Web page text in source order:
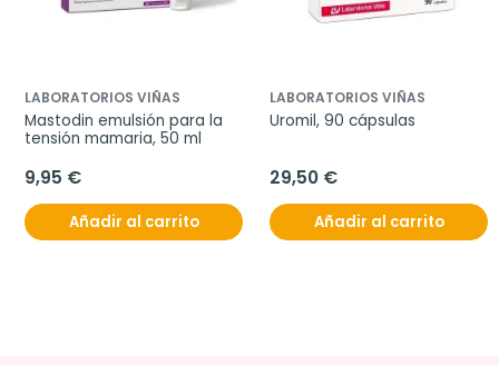
LABORATORIOS VIÑAS
Mastodin emulsión para la
tensión mamaria, 50 ml
9,95 €
Añadir al carrito
LABORATORIOS VIÑAS
Uromil, 90 cápsulas
29,50 €
Añadir al carrito